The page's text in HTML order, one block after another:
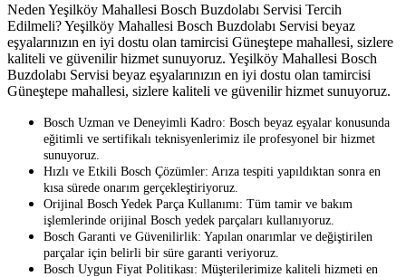
Neden Yeşilköy Mahallesi Bosch Buzdolabı Servisi Tercih
Edilmeli? Yeşilköy Mahallesi Bosch Buzdolabı Servisi beyaz
eşyalarınızın en iyi dostu olan tamircisi Güneştepe mahallesi, sizlere
kaliteli ve güvenilir hizmet sunuyoruz. Yeşilköy Mahallesi Bosch
Buzdolabı Servisi beyaz eşyalarınızın en iyi dostu olan tamircisi
Güneştepe mahallesi, sizlere kaliteli ve güvenilir hizmet sunuyoruz.
Bosch Uzman ve Deneyimli Kadro: Bosch beyaz eşyalar konusunda
eğitimli ve sertifikalı teknisyenlerimiz ile profesyonel bir hizmet
sunuyoruz.
Hızlı ve Etkili Bosch Çözümler: Arıza tespiti yapıldıktan sonra en
kısa sürede onarım gerçekleştiriyoruz.
Orijinal Bosch Yedek Parça Kullanımı: Tüm tamir ve bakım
işlemlerinde orijinal Bosch yedek parçaları kullanıyoruz.
Bosch Garanti ve Güvenilirlik: Yapılan onarımlar ve değiştirilen
parçalar için belirli bir süre garanti veriyoruz.
Bosch Uygun Fiyat Politikası: Müşterilerimize kaliteli hizmeti en